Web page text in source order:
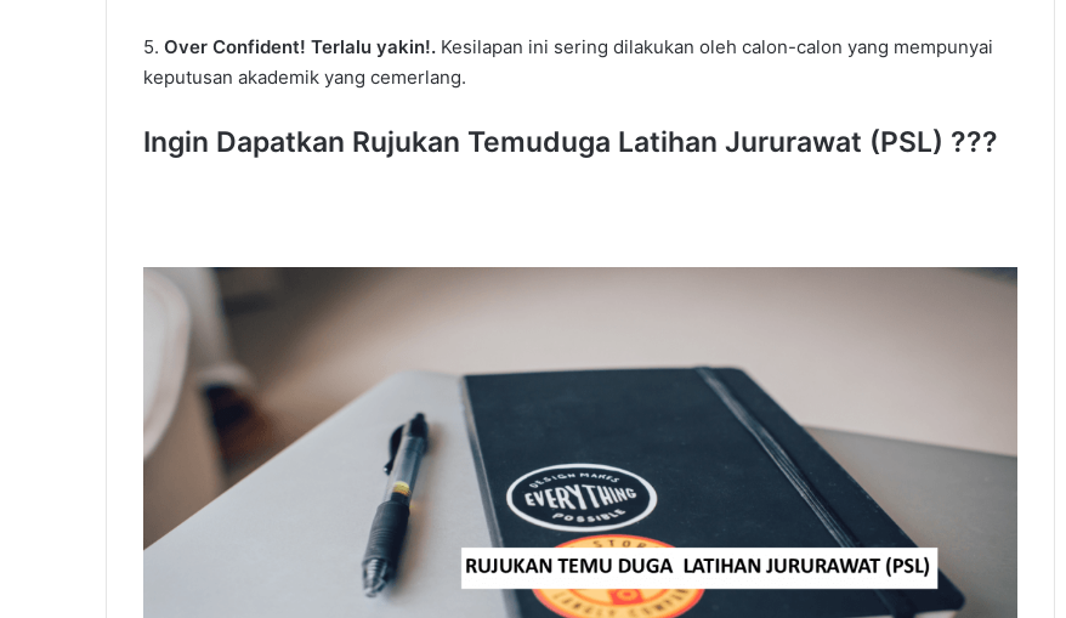
5. Over Confident! Terlalu yakin!. Kesilapan ini sering dilakukan oleh calon-calon yang mempunyai
keputusan akademik yang cemerlang.
Ingin Dapatkan Rujukan Temuduga Latihan Jururawat (PSL) ???